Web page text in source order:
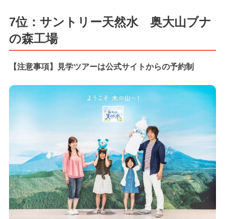
7位：サントリー天然水 奥大山ブナ
の森工場
【注意事項】見学ツアーは公式サイトからの予約制